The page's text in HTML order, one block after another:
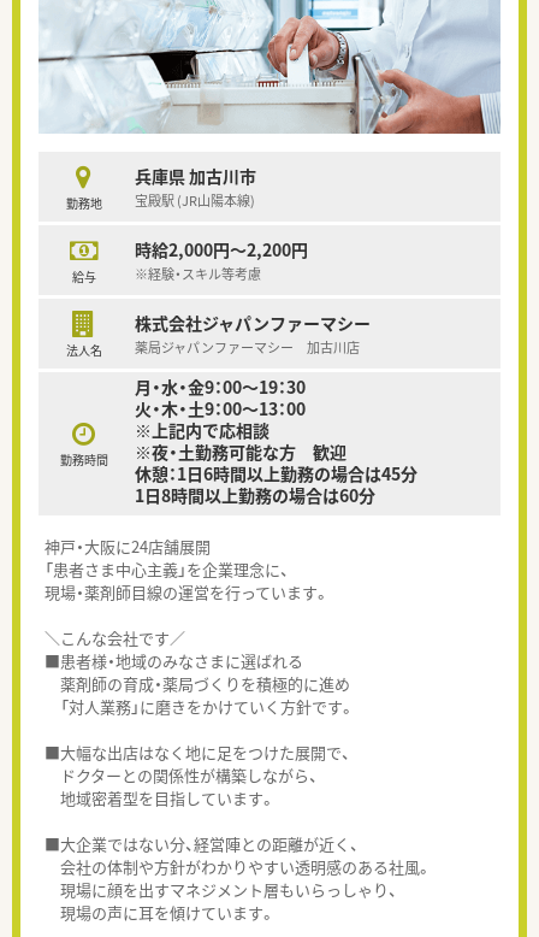
勤務地
兵庫県 加古川市
宝殿駅 (JR山陽本線)
給与
時給2,000円～2,200円
※経験・スキル等考慮
法人名
株式会社ジャパンファーマシー
薬局ジャパンファーマシー 加古川店
勤務時間
月・水・金9：00～19：30
火・木・土9：00～13：00
※上記内で応相談
※夜・土勤務可能な方 歓迎
休憩：1日6時間以上勤務の場合は45分
1日8時間以上勤務の場合は60分
神戸・大阪に24店舗展開
「患者さま中心主義」を企業理念に、
現場・薬剤師目線の運営を行っています。
＼こんな会社です／
■患者様・地域のみなさまに選ばれる
薬剤師の育成・薬局づくりを積極的に進め
「対人業務」に磨きをかけていく方針です。
■大幅な出店はなく地に足をつけた展開で、
ドクターとの関係性が構築しながら、
地域密着型を目指しています。
■大企業ではない分、経営陣との距離が近く、
会社の体制や方針がわかりやすい透明感のある社風。
現場に顔を出すマネジメント層もいらっしゃり、
現場の声に耳を傾けています。